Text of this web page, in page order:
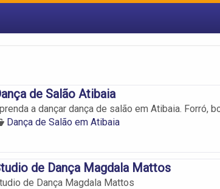
de Salão Atibaia
a dançar dança de salão em Atibaia. Forró,
Dança de Salão em Atibaia
de Dança Magdala Mattos
de Dança Magdala Mattos